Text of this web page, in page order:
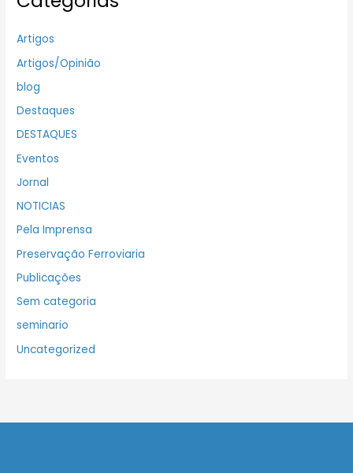
Artigos
Artigos/Opinião
blog
Destaques
DESTAQUES
Eventos
Jornal
NOTICIAS
Pela Imprensa
Preservação Ferroviaria
Publicações
Sem categoria
seminario
Uncategorized